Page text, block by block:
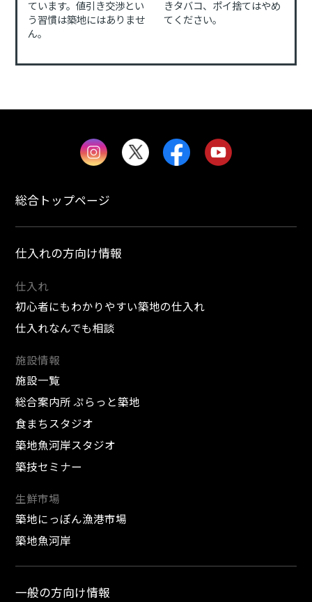
ています。値引き交渉とい
う習慣は築地にはありませ
ん。
きタバコ、ポイ捨てはやめ
てください。
総合トップページ
仕入れの方向け情報
仕入れ
初心者にもわかりやすい築地の仕入れ
仕入れなんでも相談
施設情報
施設一覧
総合案内所 ぷらっと築地
食まちスタジオ
築地魚河岸スタジオ
築技セミナー
生鮮市場
築地にっぽん漁港市場
築地魚河岸
一般の方向け情報